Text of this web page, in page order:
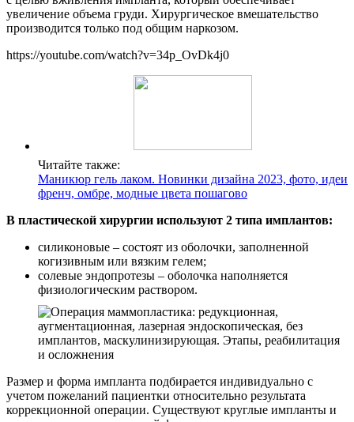
увеличение объема груди. Хирургическое вмешательство
производится только под общим наркозом.
https://youtube.com/watch?v=34p_OvDk4j0
Читайте также:
Маникюр гель лаком. Новинки дизайна 2023, фото, идеи
френч, омбре, модные цвета пошагово
В пластической хирургии используют 2 типа имплантов:
силиконовые – состоят из оболочки, заполненной
когизивным или вязким гелем;
солевые эндопротезы – оболочка наполняется
физиологическим раствором.
Размер и форма импланта подбирается индивидуально с
учетом пожеланий пациентки относительно результата
коррекционной операции. Существуют круглые импланты и